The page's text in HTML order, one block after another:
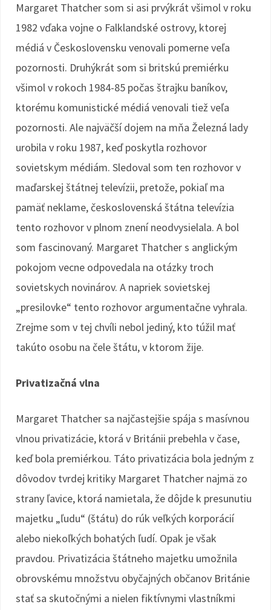
Margaret Thatcher som si asi prvýkrát všimol v roku
1982 vďaka vojne o Falklandské ostrovy, ktorej
médiá v Československu venovali pomerne veľa
pozornosti. Druhýkrát som si britskú premiérku
všimol v rokoch 1984-85 počas štrajku baníkov,
ktorému komunistické médiá venovali tiež veľa
pozornosti. Ale najväčší dojem na mňa Železná lady
urobila v roku 1987, keď poskytla rozhovor
sovietskym médiám. Sledoval som ten rozhovor v
maďarskej štátnej televízii, pretože, pokiaľ ma
pamäť neklame, československá štátna televízia
tento rozhovor v plnom znení neodvysielala. A bol
som fascinovaný. Margaret Thatcher s anglickým
pokojom vecne odpovedala na otázky troch
sovietskych novinárov. A napriek sovietskej
„presilovke“ tento rozhovor argumentačne vyhrala.
Zrejme som v tej chvíli nebol jediný, kto túžil mať
takúto osobu na čele štátu, v ktorom žije.
Privatizačná vlna
Margaret Thatcher sa najčastejšie spája s masívnou
vlnou privatizácie, ktorá v Británii prebehla v čase,
keď bola premiérkou. Táto privatizácia bola jedným z
dôvodov tvrdej kritiky Margaret Thatcher najmä zo
strany ľavice, ktorá namietala, že dôjde k presunutiu
majetku „ľudu“ (štátu) do rúk veľkých korporácií
alebo niekoľkých bohatých ľudí. Opak je však
pravdou. Privatizácia štátneho majetku umožnila
obrovskému množstvu obyčajných občanov Británie
stať sa skutočnými a nielen fiktívnymi vlastníkmi